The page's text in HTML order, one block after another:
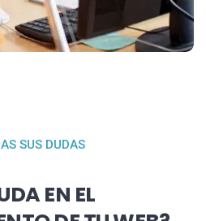
SUS DUDAS
EN EL